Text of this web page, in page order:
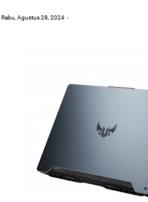
Rabu, Agustus 28, 2024